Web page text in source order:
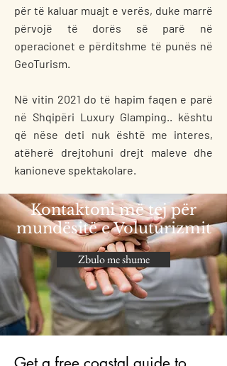
për të kaluar muajt e verës, duke marrë
përvojë të dorës së parë në
operacionet e përditshme të punës në
GeoTurism.
Në vitin 2021 do të hapim faqen e parë
në Shqipëri Luxury Glamping.. kështu
që nëse deti nuk është me interes,
atëherë drejtohuni drejt maleve dhe
kanioneve spektakolare.
Kontaktoni më tej për
mundësitë e Voluturizmit
Zbulo me shume